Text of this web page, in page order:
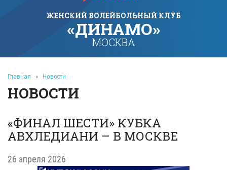
ЖЕНСКИЙ ВОЛЕЙБОЛЬНЫЙ КЛУБ
«ДИНАМО»
МОСКВА
Главная » Новости
НОВОСТИ
«ФИНАЛ ШЕСТИ» КУБКА
АВХЛЕДИАНИ – В МОСКВЕ
26 апреля 2026